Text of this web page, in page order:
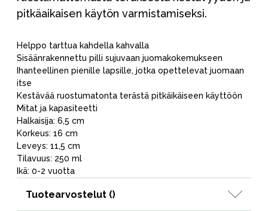
pitkäaikaisen käytön varmistamiseksi.
Helppo tarttua kahdella kahvalla
Sisäänrakennettu pilli sujuvaan juomakokemukseen
Ihanteellinen pienille lapsille, jotka opettelevat juomaan
itse
Kestävää ruostumatonta terästä pitkäikäiseen käyttöön
Mitat ja kapasiteetti
Halkaisija: 6,5 cm
Korkeus: 16 cm
Leveys: 11,5 cm
Tilavuus: 250 ml
Ikä: 0-2 vuotta
Tuotearvostelut ()